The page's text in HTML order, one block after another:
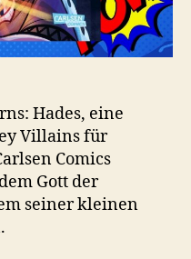
Hades, eine
Villains für
Comics
Gott der
seiner kleinen